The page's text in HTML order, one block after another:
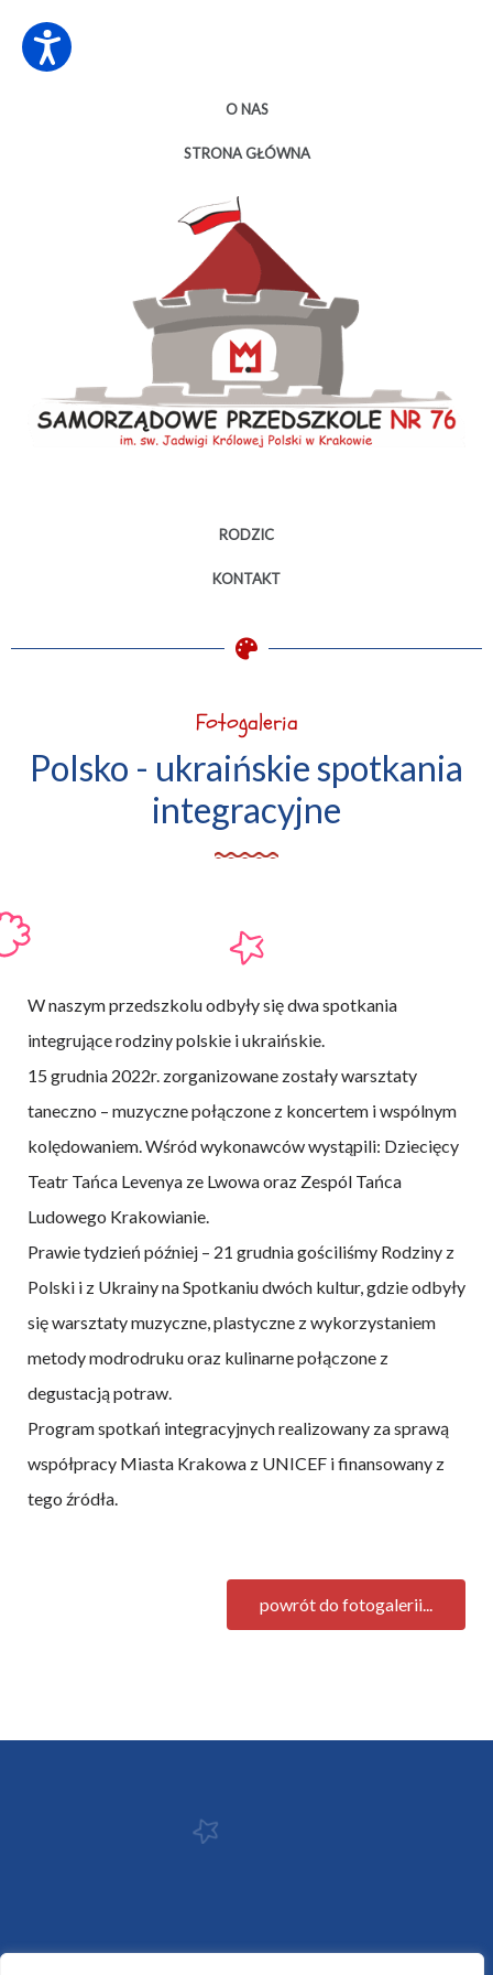
O NAS
STRONA GŁÓWNA
RODZIC
KONTAKT
Fotogaleria
Polsko - ukraińskie spotkania
integracyjne
W naszym przedszkolu odbyły się dwa spotkania
integrujące rodziny polskie i ukraińskie.
15 grudnia 2022r. zorganizowane zostały warsztaty
taneczno – muzyczne połączone z koncertem i wspólnym
kolędowaniem. Wśród wykonawców wystąpili: Dziecięcy
Teatr Tańca Levenya ze Lwowa oraz Zespól Tańca
Ludowego Krakowianie.
Prawie tydzień później – 21 grudnia gościliśmy Rodziny z
Polski i z Ukrainy na Spotkaniu dwóch kultur, gdzie odbyły
się warsztaty muzyczne, plastyczne z wykorzystaniem
metody modrodruku oraz kulinarne połączone z
degustacją potraw.
Program spotkań integracyjnych realizowany za sprawą
współpracy Miasta Krakowa z UNICEF i finansowany z
tego źródła.
powrót do fotogalerii...